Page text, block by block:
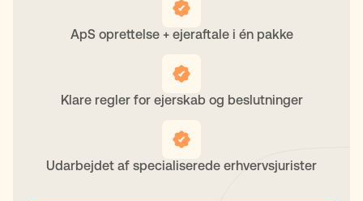
ApS oprettelse + ejeraftale i én pakke
Klare regler for ejerskab og beslutninger
Udarbejdet af specialiserede erhvervsjurister